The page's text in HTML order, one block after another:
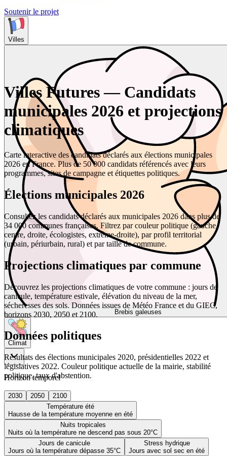
Soutenir le projet
Villes
Brebis galeuses
Climat
Horizon temporel
2030 2050
2100
Température été
Hausse de la température moyenne en été
Nuits tropicales
Nuits où la température ne descend pas sous 20°C
Jours de canicule
Jours où la température dépasse 35°C
Stress hydrique
Jours avec sol sec en été
Villes Futures — Candidats
municipales 2026 et projections
climatiques
Carte interactive des candidats déclarés aux élections municipales
2026 en France. Plus de 50 000 candidats référencés avec leurs
programmes, sites de campagne et étiquettes politiques.
Élections municipales 2026
Consultez les candidats déclarés aux municipales 2026 dans plus de
34 000 communes françaises. Filtrez par couleur politique (gauche,
centre, droite, écologistes, extrême-droite), par profil territorial
(urbain, périurbain, rural) et par taille de commune.
Projections climatiques par commune
Découvrez les projections climatiques de votre commune : jours de
canicule, température estivale, élévation du niveau de la mer,
sécheresses des sols. Données issues de Météo France et du GIEC,
horizons 2030, 2050 et 2100.
Données politiques
Résultats des élections municipales 2020, présidentielles 2022 et
législatives 2022. Couleur politique actuelle de la mairie, stabilité
politique, taux d'abstention.